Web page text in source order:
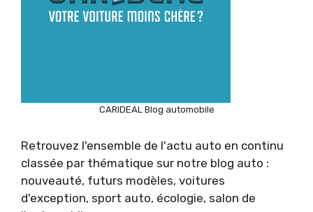
CARIDEAL Blog automobile
Retrouvez l'ensemble de l'actu auto en continu
classée par thématique sur notre blog auto :
nouveauté, futurs modèles, voitures
d'exception, sport auto, écologie, salon de